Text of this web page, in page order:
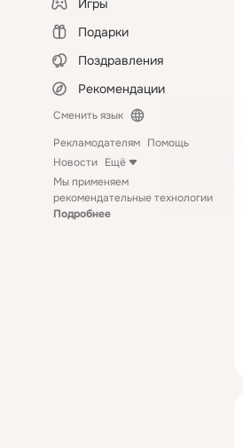
Игры
Подарки
Поздравления
Рекомендации
Сменить язык
Рекламодателям Помощь
Новости Ещё
Мы применяем
рекомендательные технологии
Подробнее